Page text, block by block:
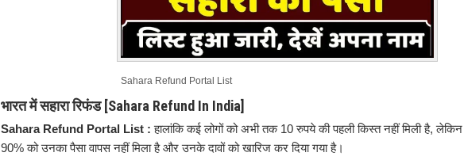
Sahara Refund Portal List
भारत में सहारा रिफंड [Sahara Refund In India]
Sahara Refund Portal List :हालांकि कई लोगों को अभी तक 10 रुपये की पहली किस्त नहीं मिली है,
90% को उनका पैसा वापस नहीं मिला है और उनके दावों को खारिज कर दिया गया है।